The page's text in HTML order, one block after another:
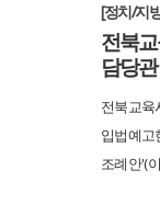
[정치/지
전북
담당
전북교육
입법예
조례안'(